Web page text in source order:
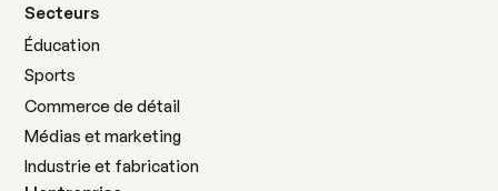
Secteurs
Éducation
Sports
Commerce de détail
Médias et marketing
Industrie et fabrication